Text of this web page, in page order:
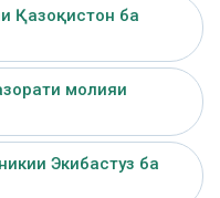
Қазоқистон ба
молияи
Экибастуз ба